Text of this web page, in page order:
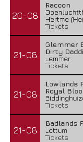
20-08
Racoon
Hertme
Tickets
21-08
Glemmer
Dirty
Lemmer
Tickets
21-08
Lowlands
Royal
Tickets
21-08
Badlands
Lottum
Tickets